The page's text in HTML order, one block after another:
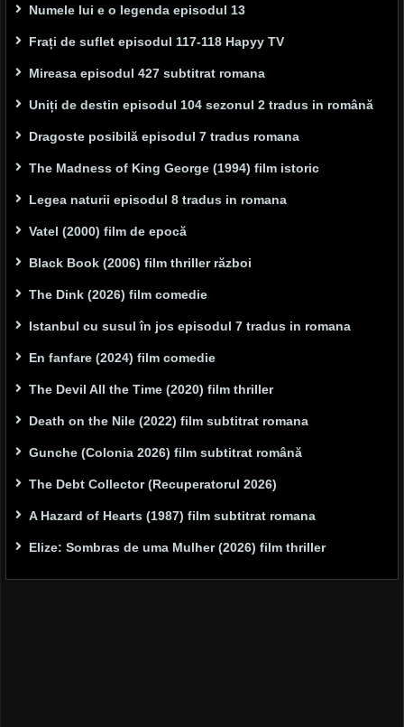
Numele lui e o legenda episodul 13
Frați de suflet episodul 117-118 Hapyy TV
Mireasa episodul 427 subtitrat romana
Uniți de destin episodul 104 sezonul 2 tradus in română
Dragoste posibilă episodul 7 tradus romana
The Madness of King George (1994) film istoric
Legea naturii episodul 8 tradus in romana
Vatel (2000) film de epocă
Black Book (2006) film thriller război
The Dink (2026) film comedie
Istanbul cu susul în jos episodul 7 tradus in romana
En fanfare (2024) film comedie
The Devil All the Time (2020) film thriller
Death on the Nile (2022) film subtitrat romana
Gunche (Colonia 2026) film subtitrat română
The Debt Collector (Recuperatorul 2026)
A Hazard of Hearts (1987) film subtitrat romana
Elize: Sombras de uma Mulher (2026) film thriller